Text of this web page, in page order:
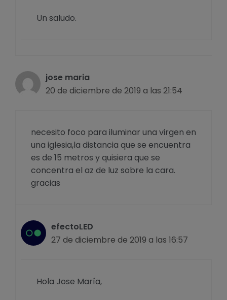
Un saludo.
jose maria
20 de diciembre de 2019 a las 21:54
necesito foco para iluminar una virgen en
una iglesia,la distancia que se encuentra
es de 15 metros y quisiera que se
concentra el az de luz sobre la cara.
gracias
efectoLED
27 de diciembre de 2019 a las 16:57
Hola Jose María,